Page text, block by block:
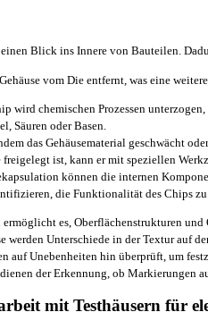
Blick ins Innere von Bauteilen.
vom Die entfernt, was eine
wird chemischen Prozessen
Säuren oder Basen.
das Gehäusematerial geschwächt
ist, kann er mit speziellen
können die internen
die Funktionalität des Chips
es, Oberflächenstrukturen
werden Unterschiede in der Textur auf
auf Unebenheiten hin überprüft, um
der Erkennung, ob Markierungen
mit Testhäusern für